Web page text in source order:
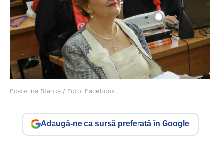
Ecaterina Stanca / Foto: Facebook
Adaugă-ne ca sursă preferată în Google